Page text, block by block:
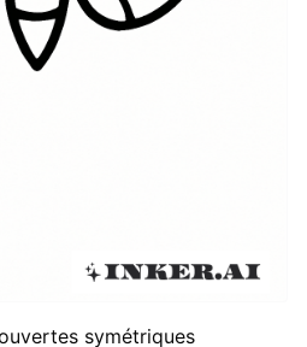
symétriques